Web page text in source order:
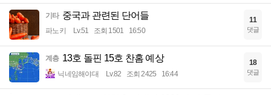
기타 중국과 관련된 단어들
파노키 Lv.51 조회 1501 16:50
11
댓글
계층 13호 돌핀 15호 찬홈 예상
닉네임해야대 Lv.82 조회 2425 16:44
18
댓글